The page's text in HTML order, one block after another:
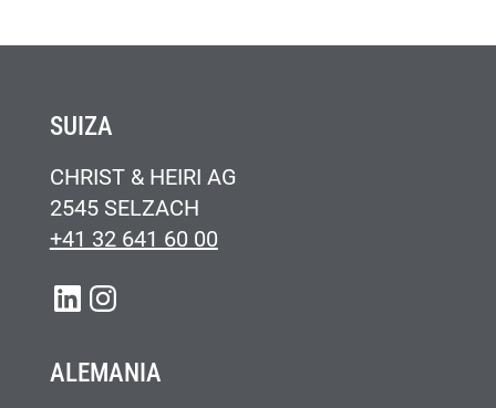
SUIZA
CHRIST & HEIRI AG
2545 SELZACH
+41 32 641 60 00
LINKEDIN
INSTAGRAM
ALEMANIA